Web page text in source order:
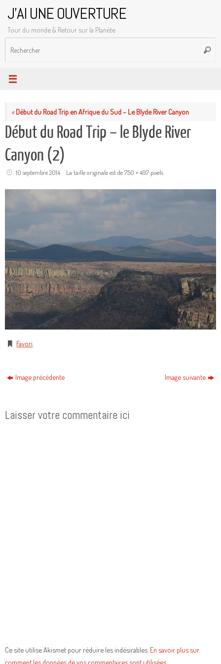
contenu
J'AI UNE OUVERTURE
Tour du monde & Retour sur la Planète
«Début du Road Trip en Afrique du Sud – Le Blyde River Canyon
Début du Road Trip – le Blyde River
Canyon (2)
10 septembre 2014 La taille originale est de750 × 497pixels
Favori
Image précédente Image suivante
Laisser votre commentaire ici
Ce site utilise Akismet pour réduire les indésirables. En savoir plus sur
comment les données de vos commentaires sont utilisées